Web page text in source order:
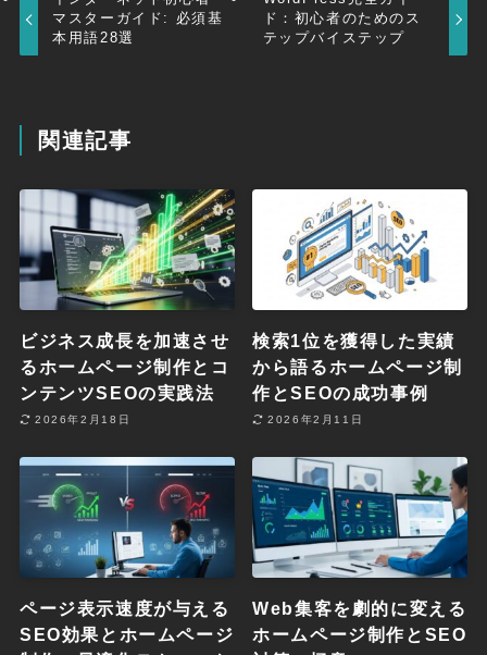
マスターガイド: 必須基
本用語28選
ド：初心者のためのス
テップバイステップ
関連記事
ビジネス成長を加速させ
るホームページ制作とコ
ンテンツSEOの実践法
2026年2月18日
検索1位を獲得した実績
から語るホームページ制
作とSEOの成功事例
2026年2月11日
ページ表示速度が与える
SEO効果とホームページ
Web集客を劇的に変える
ホームページ制作とSEO